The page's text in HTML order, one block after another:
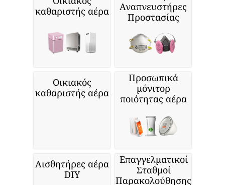
καθαριστής αέρα
Αναπνευστήρες
Προστασίας
Οικιακός
καθαριστής αέρα
Προσωπικά
μόνιτορ
ποιότητας αέρα
Αισθητήρες αέρα
DIY
Επαγγελματικοί
Σταθμοί
Παρακολούθησης